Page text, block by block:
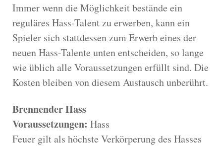
Immer wenn die Möglichkeit bestände ein
reguläres Hass-Talent zu erwerben, kann ein
Spieler sich stattdessen zum Erwerb eines der
neuen Hass-Talente unten entscheiden, so lange
wie üblich alle Voraussetzungen erfüllt sind. Die
Kosten bleiben von diesem Austausch unberührt.
Brennender Hass
Voraussetzungen: Hass
Feuer gilt als höchste Verkörperung des Hasses